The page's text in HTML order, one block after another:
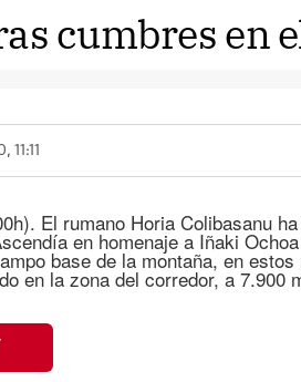
cumbres en
11:11
El rumano Horia Colibasanu
en homenaje a Iñaki
base de la montaña, en
en la zona del corredor, a